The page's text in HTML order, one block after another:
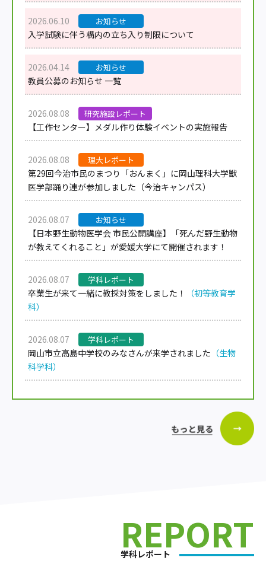
2026.06.10 お知らせ
入学試験に伴う構内の立ち入り制限について
2026.04.14 お知らせ
教員公募のお知らせ 一覧
2026.08.08 研究施設レポート
【工作センター】メダル作り体験イベントの実施報告
2026.08.08 理大レポート
第29回今治市民のまつり「おんまく」に岡山理科大学獣
医学部踊り連が参加しました（今治キャンパス）
2026.08.07 お知らせ
【日本野生動物医学会 市民公開講座】「死んだ野生動物
が教えてくれること」が愛媛大学にて開催されます！
2026.08.07 学科レポート
卒業生が来て一緒に教採対策をしました！
（初等教育学
科）
2026.08.07 学科レポート
岡山市立高島中学校のみなさんが来学されました （生物
科学科）
REPORT
学科レポート